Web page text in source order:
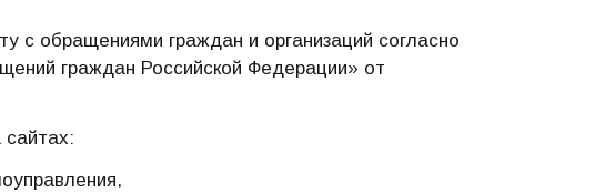
с обращениями граждан и организаций согласно
граждан Российской Федерации» от